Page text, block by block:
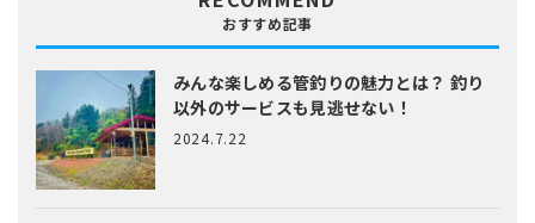
おすすめ記事
みんな楽しめる管釣りの魅力とは？ 釣り
以外のサービスも見逃せない！
2024.7.22